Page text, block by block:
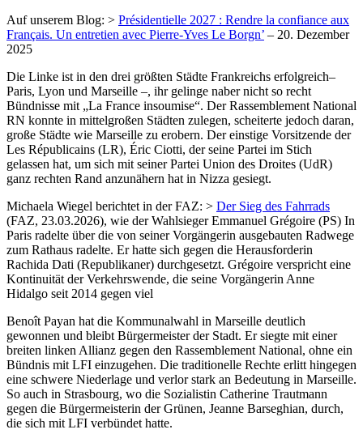
Auf unserem Blog: > Présidentielle 2027 : Rendre la confiance aux
Français. Un entretien avec Pierre-Yves Le Borgn’ – 20. Dezember
2025
Die Linke ist in den drei größten Städte Frankreichs erfolgreich–
Paris, Lyon und Marseille –, ihr gelinge naber nicht so recht
Bündnisse mit „La France insoumise“. Der Rassemblement National
RN konnte in mittelgroßen Städten zulegen, scheiterte jedoch daran,
große Städte wie Marseille zu erobern. Der einstige Vorsitzende der
Les Républicains (LR), Éric Ciotti, der seine Partei im Stich
gelassen hat, um sich mit seiner Partei Union des Droites (UdR)
ganz rechten Rand anzunähern hat in Nizza gesiegt.
Michaela Wiegel berichtet in der FAZ: > Der Sieg des Fahrrads
(FAZ, 23.03.2026), wie der Wahlsieger Emmanuel Grégoire (PS) In
Paris radelte über die von seiner Vorgängerin ausgebauten Radwege
zum Rathaus radelte. Er hatte sich gegen die Herausforderin
Rachida Dati (Republikaner) durchgesetzt. Grégoire verspricht eine
Kontinuität der Verkehrswende, die seine Vorgängerin Anne
Hidalgo seit 2014 gegen viel
Benoît Payan hat die Kommunalwahl in Marseille deutlich
gewonnen und bleibt Bürgermeister der Stadt. Er siegte mit einer
breiten linken Allianz gegen den Rassemblement National, ohne ein
Bündnis mit LFI einzugehen. Die traditionelle Rechte erlitt hingegen
eine schwere Niederlage und verlor stark an Bedeutung in Marseille.
So auch in Strasbourg, wo die Sozialistin Catherine Trautmann
gegen die Bürgermeisterin der Grünen, Jeanne Barseghian, durch,
die sich mit LFI verbündet hatte.